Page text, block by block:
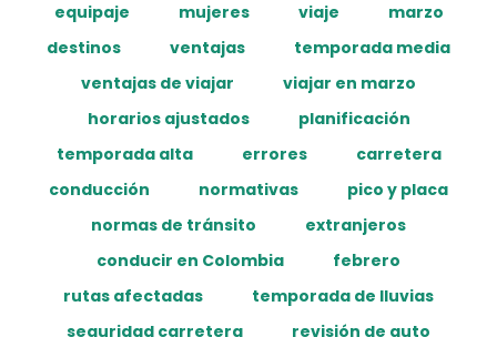
equipaje
mujeres viaje
marzo
destinos
ventajas
temporada media
ventajas de viajar
viajar en marzo
horarios ajustados
planificación
temporada alta
errores
carretera
conducción
normativas
pico y placa
normas de tránsito
extranjeros
conducir en Colombia
febrero
rutas afectadas
temporada de lluvias
seguridad carretera
revisión de auto